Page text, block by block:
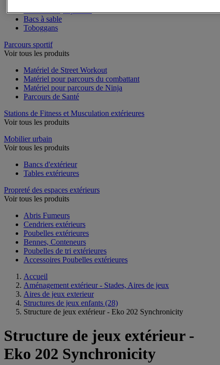
Bacs à sable
Toboggans
Parcours sportif
Voir tous les produits
Matériel de Street Workout
Matériel pour parcours du combattant
Matériel pour parcours de Ninja
Parcours de Santé
Stations de Fitness et Musculation extérieures
Voir tous les produits
Mobilier urbain
Voir tous les produits
Bancs d'extérieur
Tables extérieures
Propreté des espaces extérieurs
Voir tous les produits
Abris Fumeurs
Cendriers extérieurs
Poubelles extérieures
Bennes, Conteneurs
Poubelles de tri extérieures
Accessoires Poubelles extérieures
Accueil
Aménagement extérieur - Stades, Aires de jeux
Aires de jeux exterieur
Structures de jeux enfants (28)
Structure de jeux extérieur - Eko 202 Synchronicity
Structure de jeux extérieur -
Eko 202 Synchronicity